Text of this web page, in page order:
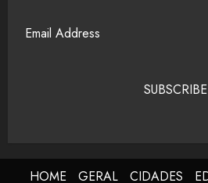
SUBSCRIBE
HOME GERAL CIDADES